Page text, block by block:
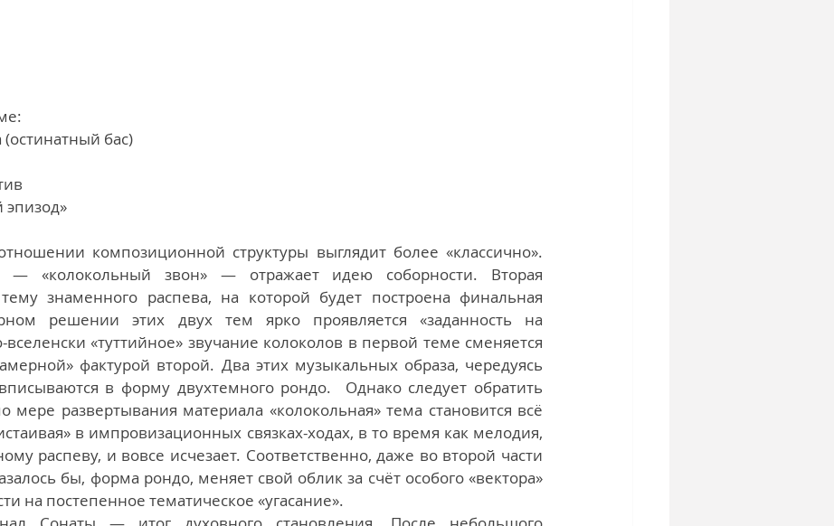
бас)
композиционной структуры выглядит более «классично».
«колокольный звон» — отражает идею соборности. Вторая
знаменного распева, на которой будет построена финальная
решении этих двух тем ярко проявляется «заданность на
вселенски «туттийное» звучание колоколов в первой теме сменяется
фактурой второй. Два этих музыкальных образа, чередуясь
в форму двухтемного рондо.  Однако следует обратить
мере развертывания материала «колокольная» тема становится всё
в импровизационных связках-ходах, в то время как мелодия,
распеву, и вовсе исчезает. Соответственно, даже во второй части
бы, форма рондо, меняет свой облик за счёт особого «вектора»
на постепенное тематическое «угасание».